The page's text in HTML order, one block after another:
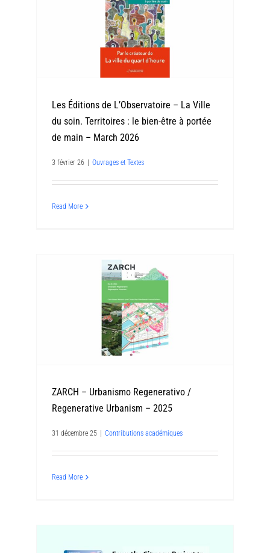
Les Éditions de L’Observatoire – La Ville
du soin. Territoires : le bien-être à portée
de main – March 2026
3 février 26 | Ouvrages et Textes
Read More
ZARCH – Urbanismo Regenerativo /
Regenerative Urbanism – 2025
31 décembre 25 Contributions académiques
Read More